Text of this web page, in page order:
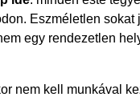
Eszméletlen sokat
egy rendezetlen
nem kell munkával